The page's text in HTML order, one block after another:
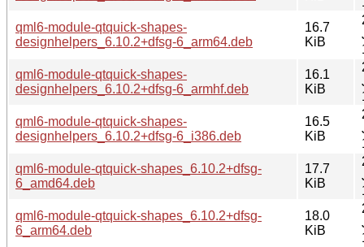
qml6-module-qtquick-shapes-
designhelpers_6.10.2+dfsg-6_arm64.deb
16.7
KiB
qml6-module-qtquick-shapes-
designhelpers_6.10.2+dfsg-6_armhf.deb
16.1
KiB
qml6-module-qtquick-shapes-
designhelpers_6.10.2+dfsg-6_i386.deb
16.5
KiB
qml6-module-qtquick-shapes_6.10.2+dfsg-
6_amd64.deb
17.7
KiB
qml6-module-qtquick-shapes_6.10.2+dfsg-
6_arm64.deb
18.0
KiB